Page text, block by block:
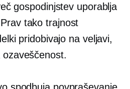
gospodinjstev uporablja
tako trajnost
pridobivajo na veljavi,